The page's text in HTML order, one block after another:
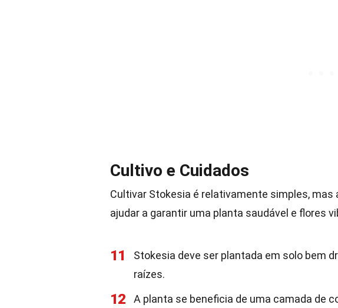
Cultivo e Cuidados
Cultivar Stokesia é relativamente simples,
ajudar a garantir uma planta saudável e flores
11
Stokesia deve ser plantada em solo bem
raízes.
12
A planta se beneficia de uma camada de